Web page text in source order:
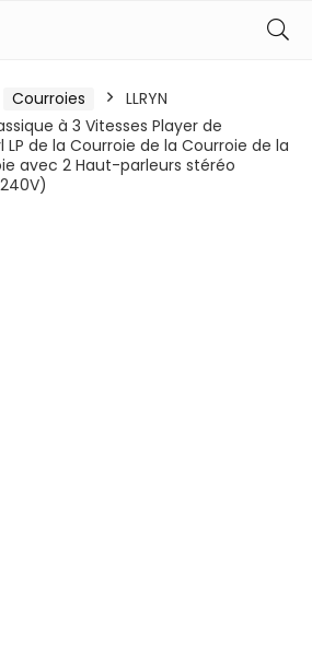
Courroies
LLRYN
à 3 Vitesses Player de
LP de la Courroie de la Courroie de la
avec 2 Haut-parleurs stéréo